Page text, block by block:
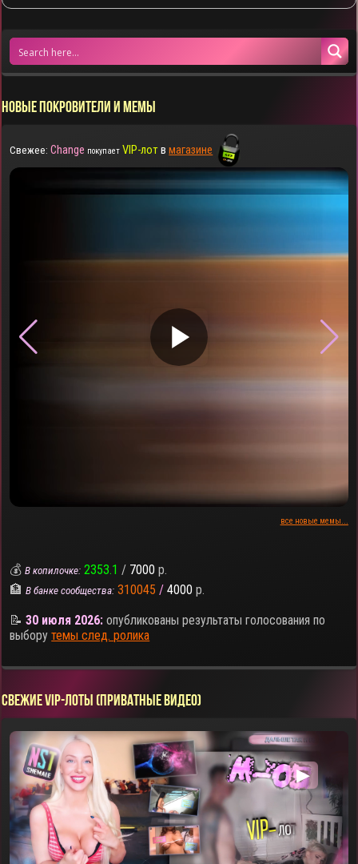
НОВЫЕ ПОКРОВИТЕЛИ И МЕМЫ
Свежее: Change покупает VIP-лотвмагазине
▶
все новые мемы...
💰В копилочке: 2353.1 / 7000 р.
🏦В банке сообщества: 310045 / 4000 р.
📝30 июля 2026: опубликованы результаты голосования по
выборутемы след. ролика
СВЕЖИЕ VIP-ЛОТЫ (ПРИВАТНЫЕ ВИДЕО)
▶